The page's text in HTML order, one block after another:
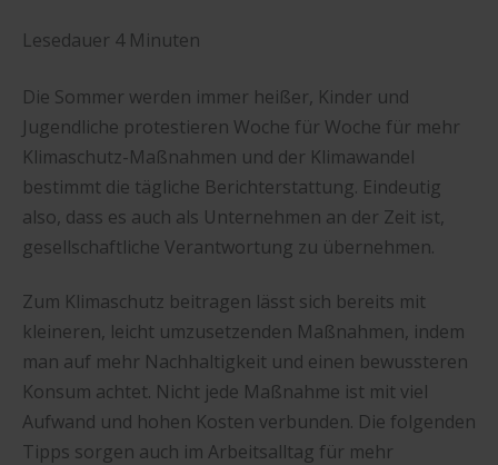
Lesedauer 4 Minuten
Die Sommer werden immer heißer, Kinder und
Jugendliche protestieren Woche für Woche für mehr
Klimaschutz-Maßnahmen und der Klimawandel
bestimmt die tägliche Berichterstattung. Eindeutig
also, dass es auch als Unternehmen an der Zeit ist,
gesellschaftliche Verantwortung zu übernehmen.
Zum Klimaschutz beitragen lässt sich bereits mit
kleineren, leicht umzusetzenden Maßnahmen, indem
man auf mehr Nachhaltigkeit und einen bewussteren
Konsum achtet. Nicht jede Maßnahme ist mit viel
Aufwand und hohen Kosten verbunden. Die folgenden
Tipps sorgen auch im Arbeitsalltag für mehr